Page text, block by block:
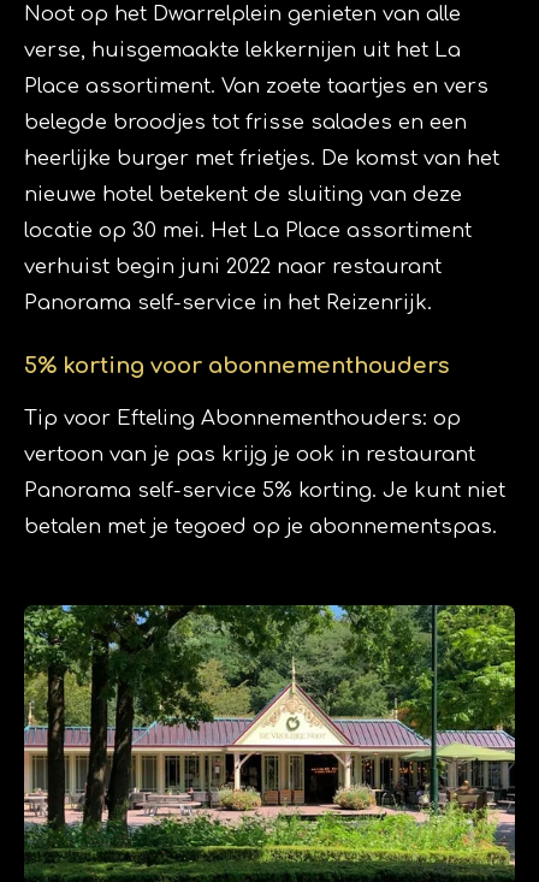
Noot op het Dwarrelplein genieten van alle
verse, huisgemaakte lekkernijen uit het La
Place assortiment. Van zoete taartjes en vers
belegde broodjes tot frisse salades en een
heerlijke burger met frietjes. De komst van het
nieuwe hotel betekent de sluiting van deze
locatie op 30 mei. Het La Place assortiment
verhuist begin juni 2022 naar restaurant
Panorama self-service in het Reizenrijk.
5% korting voor abonnementhouders
Tip voor Efteling Abonnementhouders: op
vertoon van je pas krijg je ook in restaurant
Panorama self-service 5% korting. Je kunt niet
betalen met je tegoed op je abonnementspas.